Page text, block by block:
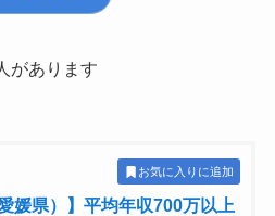
があります
お気に入りに追加
媛県）】平均年収700万以上